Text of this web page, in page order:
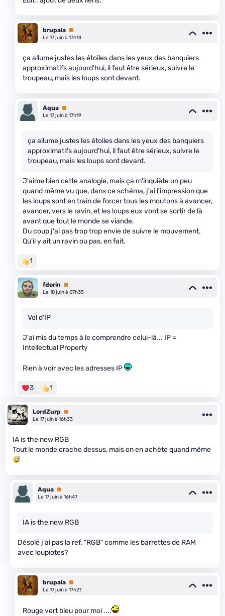
brupala Premium
Le 17 juin à 17h14
ça allume justes les étoiles dans les yeux des banquiers
approximatifs aujourd'hui, il faut être sérieux, suivre le
troupeau, mais les loups sont devant.
Aqua Premium
Le 17 juin à 17h19
ça allume justes les étoiles dans les yeux des banquiers
approximatifs aujourd'hui, il faut être sérieux, suivre le
troupeau, mais les loups sont devant.
J'aime bien cette analogie, mais ça m'inquiète un peu
quand même vu que, dans ce schéma, j'ai l'impression que
les loups sont en train de forcer tous les moutons à avancer,
avancer, vers le ravin, et les loups eux vont se sortir de là
avant que tout le monde se viande.
Du coup j'ai pas trop trop envie de suivre le mouvement.
Qu'il y ait un ravin ou pas, en fait.
1
fdorin
Premium
Le 18 juin à 07h35
Vol d'IP
J'ai mis du temps à le comprendre celui-là... IP =
Intellectual Property
Rien à voir avec les adresses IP
3 1
LordZurp
Premium
Le 17 juin à 16h33
IA is the new RGB
Tout le monde crache dessus, mais on en achète quand même
Aqua Premium
Le 17 juin à 16h47
IA is the new RGB
Désolé j'ai pas la ref. "RGB" comme les barrettes de RAM
avec loupiotes?
brupala Premium
Le 17 juin à 17h21
Rouge vert bleu pour moi ....